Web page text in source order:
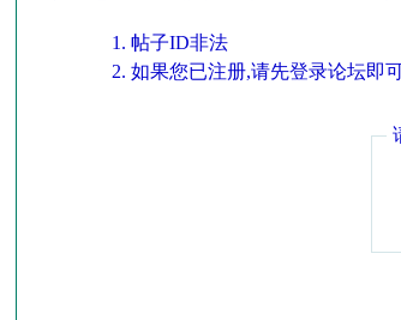
帖子ID非法
如果您已注册,请先登录论坛即